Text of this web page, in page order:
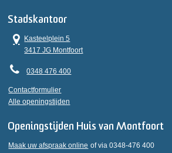
Stadskantoor
Kasteelplein 5
3417 JG Montfoort
0348 476 400
Contactformulier
Alle openingstijden
Openingstijden Huis van Montfoort
Maak uw afspraak online of via 0348-476 400